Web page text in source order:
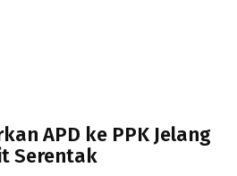
APD ke PPK Jelang
Serentak